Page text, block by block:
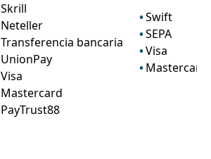
Skrill
Neteller
Transferencia bancaria
UnionPay
Visa
Mastercard
PayTrust88
Swift
SEPA
Visa
Mastercard